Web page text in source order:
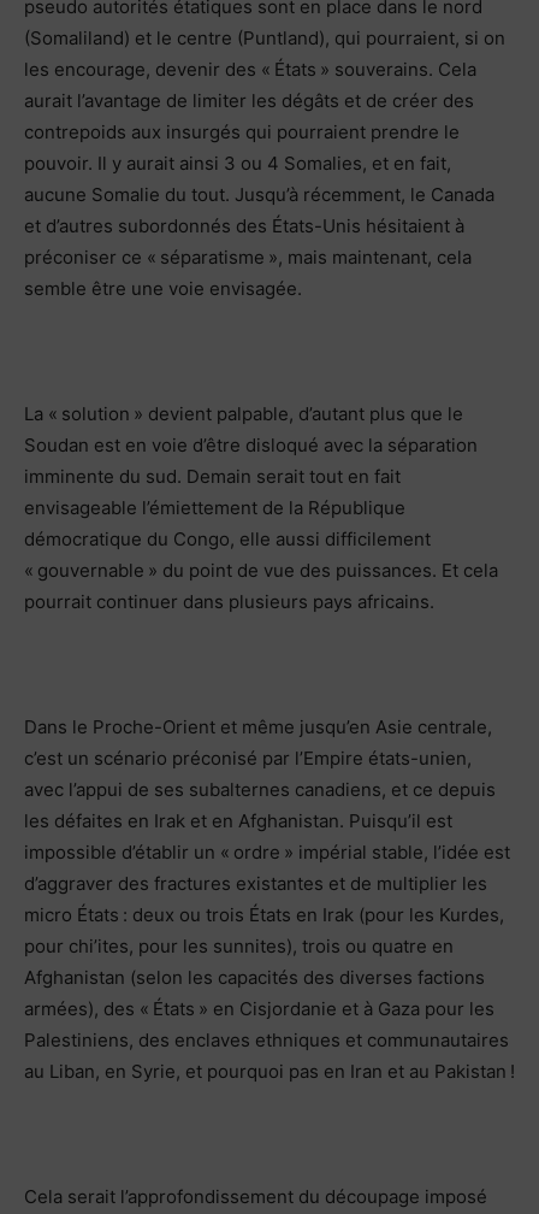
pseudo autorités étatiques sont en place dans le nord
(Somaliland) et le centre (Puntland), qui pourraient, si on
les encourage, devenir des « États » souverains. Cela
aurait l’avantage de limiter les dégâts et de créer des
contrepoids aux insurgés qui pourraient prendre le
pouvoir. Il y aurait ainsi 3 ou 4 Somalies, et en fait,
aucune Somalie du tout. Jusqu’à récemment, le Canada
et d’autres subordonnés des États-Unis hésitaient à
préconiser ce « séparatisme », mais maintenant, cela
semble être une voie envisagée.
La « solution » devient palpable, d’autant plus que le
Soudan est en voie d’être disloqué avec la séparation
imminente du sud. Demain serait tout en fait
envisageable l’émiettement de la République
démocratique du Congo, elle aussi difficilement
« gouvernable » du point de vue des puissances. Et cela
pourrait continuer dans plusieurs pays africains.
Dans le Proche-Orient et même jusqu’en Asie centrale,
c’est un scénario préconisé par l’Empire états-unien,
avec l’appui de ses subalternes canadiens, et ce depuis
les défaites en Irak et en Afghanistan. Puisqu’il est
impossible d’établir un « ordre » impérial stable, l’idée est
d’aggraver des fractures existantes et de multiplier les
micro États : deux ou trois États en Irak (pour les Kurdes,
pour chi’ites, pour les sunnites), trois ou quatre en
Afghanistan (selon les capacités des diverses factions
armées), des « États » en Cisjordanie et à Gaza pour les
Palestiniens, des enclaves ethniques et communautaires
au Liban, en Syrie, et pourquoi pas en Iran et au Pakistan !
Cela serait l’approfondissement du découpage imposé